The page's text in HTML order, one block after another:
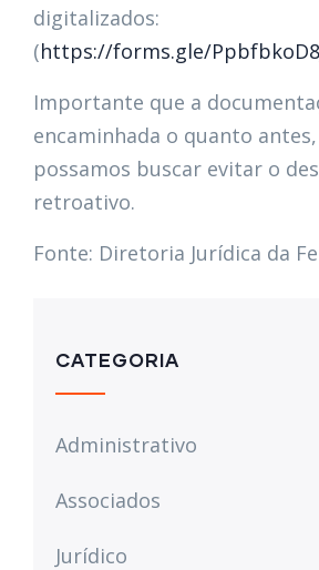
digitalizados:
(https://forms.gle/
Importante que a
encaminhada o quanto
possamos buscar evitar o
retroativo.
Fonte: Diretoria Jurídica da
CATEGORIA
Administrativo
Associados
Jurídico